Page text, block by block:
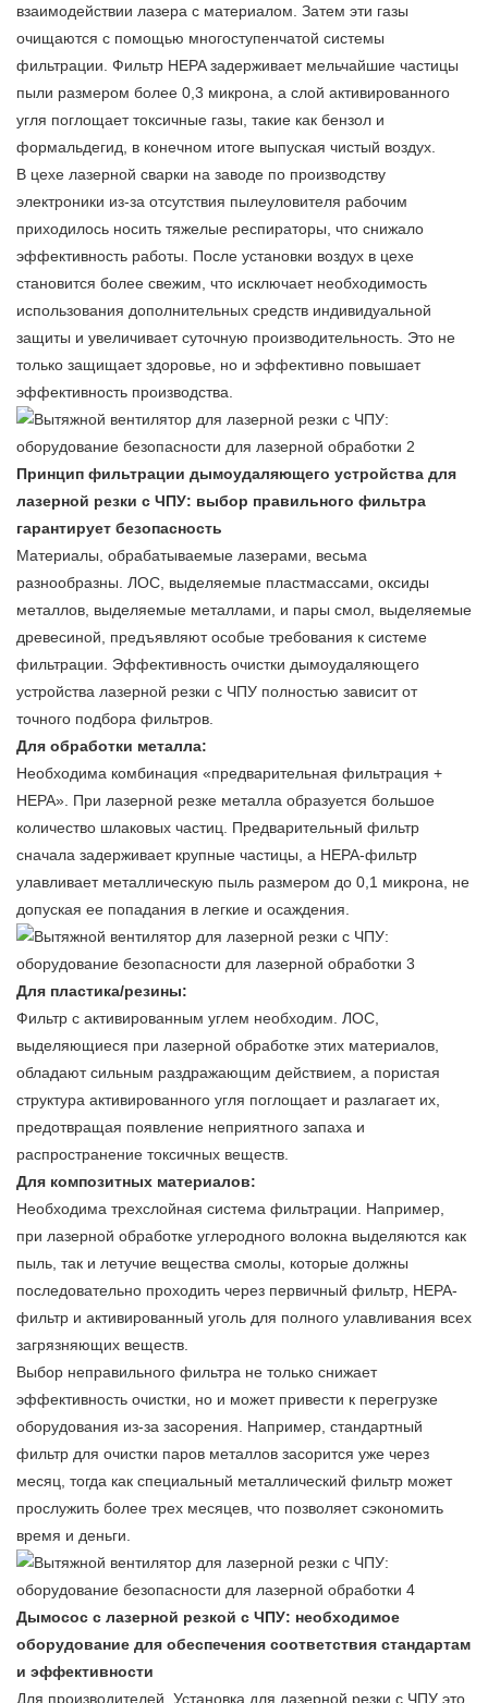
взаимодействии лазера с материалом. Затем эти газы
очищаются с помощью многоступенчатой системы
фильтрации. Фильтр HEPA задерживает мельчайшие частицы
пыли размером более 0,3 микрона, а слой активированного
угля поглощает токсичные газы, такие как бензол и
формальдегид, в конечном итоге выпуская чистый воздух.
В цехе лазерной сварки на заводе по производству
электроники из-за отсутствия пылеуловителя рабочим
приходилось носить тяжелые респираторы, что снижало
эффективность работы. После установки воздух в цехе
становится более свежим, что исключает необходимость
использования дополнительных средств индивидуальной
защиты и увеличивает суточную производительность. Это не
только защищает здоровье, но и эффективно повышает
эффективность производства.
Принцип фильтрации дымоудаляющего устройства для
лазерной резки с ЧПУ: выбор правильного фильтра
гарантирует безопасность
Материалы, обрабатываемые лазерами, весьма
разнообразны. ЛОС, выделяемые пластмассами, оксиды
металлов, выделяемые металлами, и пары смол, выделяемые
древесиной, предъявляют особые требования к системе
фильтрации. Эффективность очистки дымоудаляющего
устройства лазерной резки с ЧПУ полностью зависит от
точного подбора фильтров.
Для обработки металла:
Необходима комбинация «предварительная фильтрация +
HEPA». При лазерной резке металла образуется большое
количество шлаковых частиц. Предварительный фильтр
сначала задерживает крупные частицы, а HEPA-фильтр
улавливает металлическую пыль размером до 0,1 микрона, не
допуская ее попадания в легкие и осаждения.
Для пластика/резины:
Фильтр с активированным углем необходим. ЛОС,
выделяющиеся при лазерной обработке этих материалов,
обладают сильным раздражающим действием, а пористая
структура активированного угля поглощает и разлагает их,
предотвращая появление неприятного запаха и
распространение токсичных веществ.
Для композитных материалов:
Необходима трехслойная система фильтрации. Например,
при лазерной обработке углеродного волокна выделяются как
пыль, так и летучие вещества смолы, которые должны
последовательно проходить через первичный фильтр, HEPA-
фильтр и активированный уголь для полного улавливания всех
загрязняющих веществ.
Выбор неправильного фильтра не только снижает
эффективность очистки, но и может привести к перегрузке
оборудования из-за засорения. Например, стандартный
фильтр для очистки паров металлов засорится уже через
месяц, тогда как специальный металлический фильтр может
прослужить более трех месяцев, что позволяет сэкономить
время и деньги.
Дымосос с лазерной резкой с ЧПУ: необходимое
оборудование для обеспечения соответствия стандартам
и эффективности
Для производителей, Установка для лазерной резки с ЧПУ это